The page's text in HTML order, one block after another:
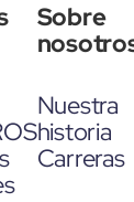
Sobre
Nuestra
historia
Carreras